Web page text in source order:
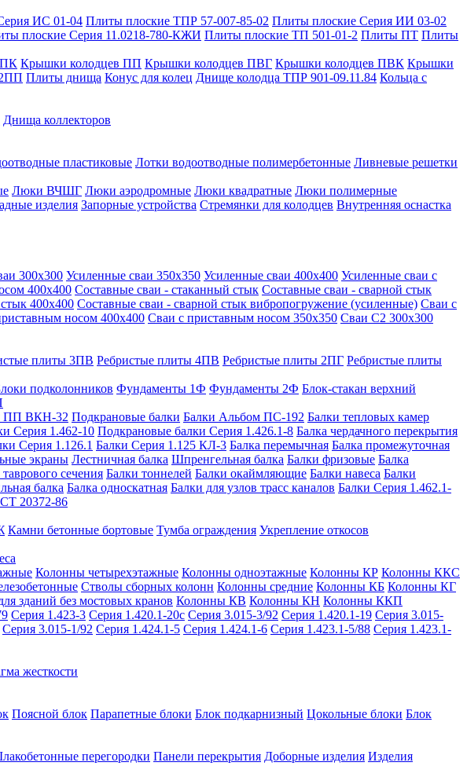
ИС 01-04 Плиты плоские ТПР 57-007-85-02 Плиты плоские Серия ИИ 03-02
плоские Серия 11.0218-780-КЖИ Плиты плоские ТП 501-01-2 Плиты ПТ Плиты
ПК Крышки колодцев ПП Крышки колодцев ПВГ Крышки колодцев ПВК Крышки
Плиты днища Конус для колец Днище колодца ТПР 901-09.11.84 Кольца с
Днища коллекторов
пластиковые Лотки водоотводные полимербетонные Ливневые решетки
Люки ВЧШГ Люки аэродромные Люки квадратные Люки полимерные
изделия Запорные устройства Стремянки для колодцев Внутренняя оснастка
300х300 Усиленные сваи 350х350 Усиленные сваи 400х400 Усиленные сваи с
400х400 Составные сваи - стаканный стык Составные сваи - сварной стык
400х400 Составные сваи - сварной стык вибропогружение (усиленные) Сваи с
носом 400х400 Сваи с приставным носом 350х350 Сваи С2 300х300
плиты 3ПВ Ребристые плиты 4ПВ Ребристые плиты 2ПГ Ребристые плиты
подколонников Фундаменты 1Ф Фундаменты 2Ф Блок-стакан верхний
ПП ВКН-32 Подкрановые балки Балки Альбом ПС-192 Балки тепловых камер
Серия 1.462-10 Подкрановые балки Серия 1.426.1-8 Балка чердачного перекрытия
Серия 1.126.1 Балки Серия 1.125 КЛ-3 Балка перемычная Балка промежуточная
экраны Лестничная балка Шпренгельная балка Балки фризовые Балка
сечения Балки тоннелей Балки окаймляющие Балки навеса Балки
балка Балка односкатная Балки для узлов трасс каналов Балки Серия 1.462.1-
20372-86
Камни бетонные бортовые Тумба ограждения Укрепление откосов
Колонны четырехэтажные Колонны одноэтажные Колонны КР Колонны ККС
Стволы сборных колонн Колонны средние Колонны КБ Колонны КГ
зданий без мостовых кранов Колонны КВ Колонны КН Колонны ККП
Серия 1.423-3 Серия 1.420.1-20с Серия 3.015-3/92 Серия 1.420.1-19 Серия 3.015-
Серия 3.015-1/92 Серия 1.424.1-5 Серия 1.424.1-6 Серия 1.423.1-5/88 Серия 1.423.1-
жесткости
Поясной блок Парапетные блоки Блок подкарнизный Цокольные блоки Блок
перегородки Панели перекрытия Доборные изделия Изделия